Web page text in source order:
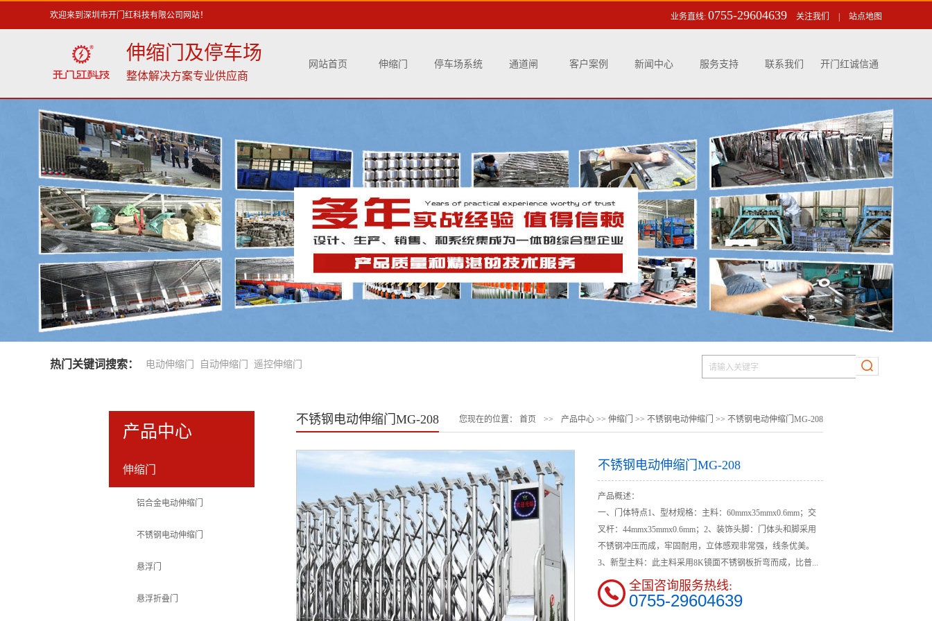
欢迎来到深圳市开门红科技有限公司网站！ 业务直线: 0755-29604639 关注我们 站点地图
伸缩门及停车场
整体解决方案专业供应商
网站首页 伸缩门 停车场系统 通道闸 客户案例 新闻中心 服务支持 联系我们 开门红诚信通
热门关键词搜索： 电动伸缩门 自动伸缩门 遥控伸缩门
产品中心
伸缩门
铝合金电动伸缩门
不锈钢电动伸缩门
悬浮门
悬浮折叠门
您现在的位置： 首页 >> 产品中心 >> 伸缩门 >> 不锈钢电动伸缩门 >> 不锈钢电动伸缩门MG-208
不锈钢电动伸缩门MG-208
不锈钢电动伸缩门MG-208
产品概述：
一、门体特点1、型材规格：主料：60mmx35mmx0.6mm；交
叉杆：44mmx35mmx0.6mm；2、装饰头脚：门体头和脚采用
不锈钢冲压而成，牢固耐用，立体感观非常强，线条优美。
3、新型主料：此主料采用8K镜面不锈钢板折弯而成，比普...
全国咨询服务热线:
0755-29604639